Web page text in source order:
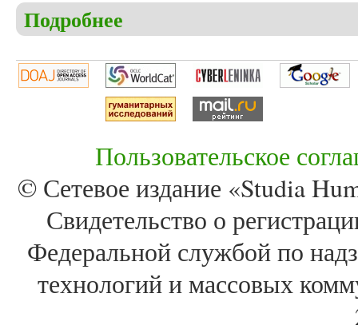
Подробнее
Пользовательское
© Сетевое издание «Studia
Свидетельство о
Федеральной службой по
технологий и массовых